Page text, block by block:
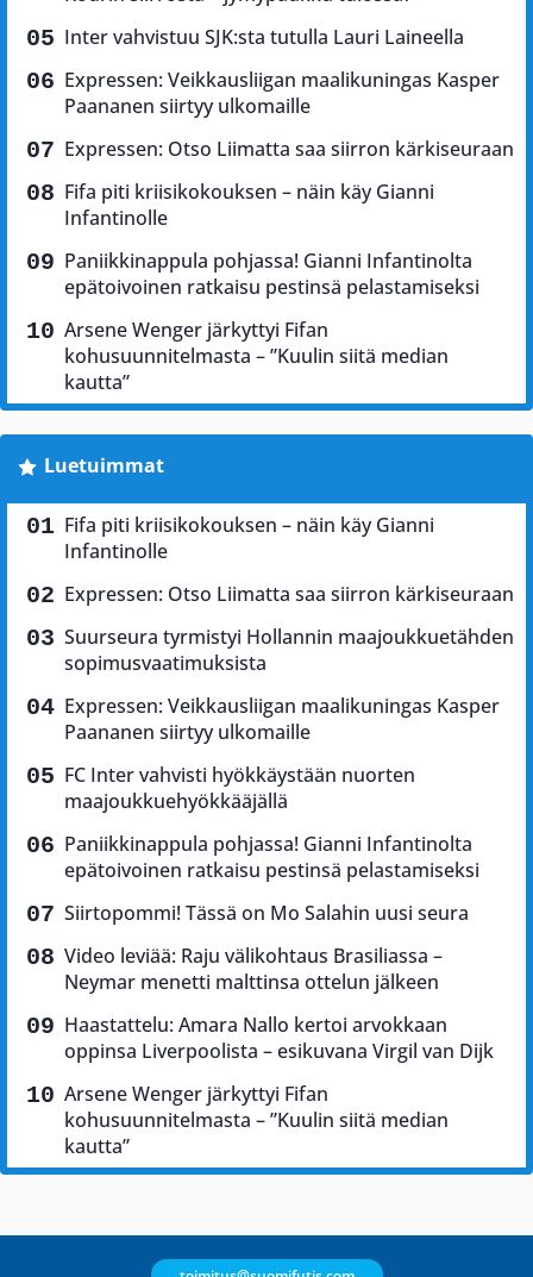
Inter vahvistuu SJK:sta tutulla Lauri Laineella
Expressen: Veikkausliigan maalikuningas Kasper
Paananen siirtyy ulkomaille
Expressen: Otso Liimatta saa siirron kärkiseuraan
Fifa piti kriisikokouksen – näin käy Gianni
Infantinolle
Paniikkinappula pohjassa! Gianni Infantinolta
epätoivoinen ratkaisu pestinsä pelastamiseksi
Arsene Wenger järkyttyi Fifan
kohusuunnitelmasta – ”Kuulin siitä median
kautta”
Luetuimmat
Fifa piti kriisikokouksen – näin käy Gianni
Infantinolle
Expressen: Otso Liimatta saa siirron kärkiseuraan
Suurseura tyrmistyi Hollannin maajoukkuetähden
sopimusvaatimuksista
Expressen: Veikkausliigan maalikuningas Kasper
Paananen siirtyy ulkomaille
FC Inter vahvisti hyökkäystään nuorten
maajoukkuehyökkääjällä
Paniikkinappula pohjassa! Gianni Infantinolta
epätoivoinen ratkaisu pestinsä pelastamiseksi
Siirtopommi! Tässä on Mo Salahin uusi seura
Video leviää: Raju välikohtaus Brasiliassa –
Neymar menetti malttinsa ottelun jälkeen
Haastattelu: Amara Nallo kertoi arvokkaan
oppinsa Liverpoolista – esikuvana Virgil van Dijk
Arsene Wenger järkyttyi Fifan
kohusuunnitelmasta – ”Kuulin siitä median
kautta”